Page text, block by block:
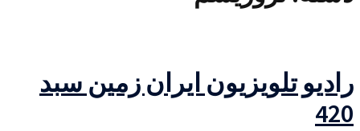
رادیو تلویزیون ایران زمین سبد
420